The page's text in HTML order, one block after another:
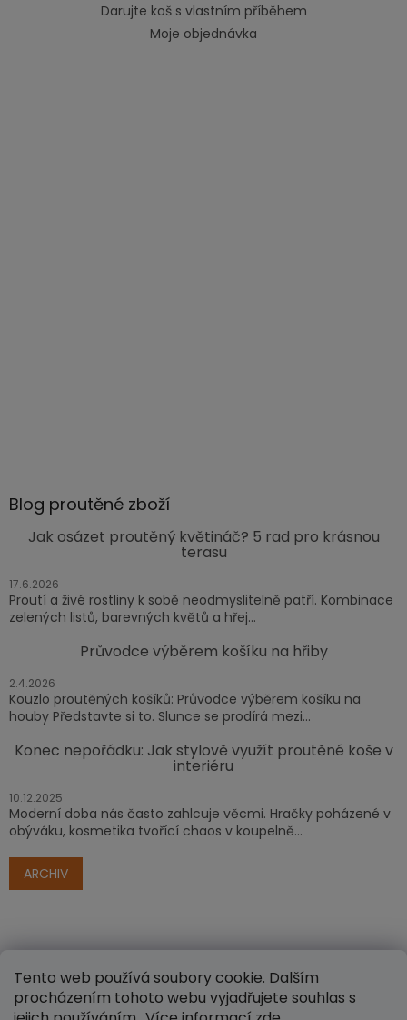
Tento web používá soubory cookie. Dalším
procházením tohoto webu vyjadřujete souhlas s
Darujte koš s vlastním příběhem
Moje objednávka
Blog proutěné zboží
Jak osázet proutěný květináč? 5 rad pro krásnou
terasu
17.6.2026
Proutí a živé rostliny k sobě neodmyslitelně patří. Kombinace
zelených listů, barevných květů a hřej...
Průvodce výběrem košíku na hřiby
2.4.2026
Kouzlo proutěných košíků: Průvodce výběrem košíku na
houby Představte si to. Slunce se prodírá mezi...
Konec nepořádku: Jak stylově využít proutěné koše v
interiéru
10.12.2025
Moderní doba nás často zahlcuje věcmi. Hračky poházené v
obýváku, kosmetika tvořící chaos v koupelně...
ARCHIV